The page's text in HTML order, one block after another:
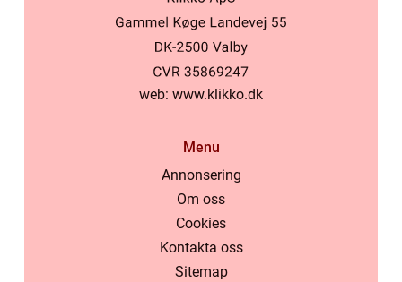
web: www.klikko.dk
Menu
Annonsering
Om oss
Cookies
Kontakta oss
Sitemap